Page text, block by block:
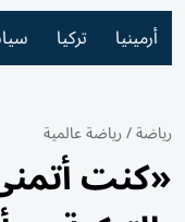
أرمينيا تركيا
رياضة/رياضة عالمية
«كنت